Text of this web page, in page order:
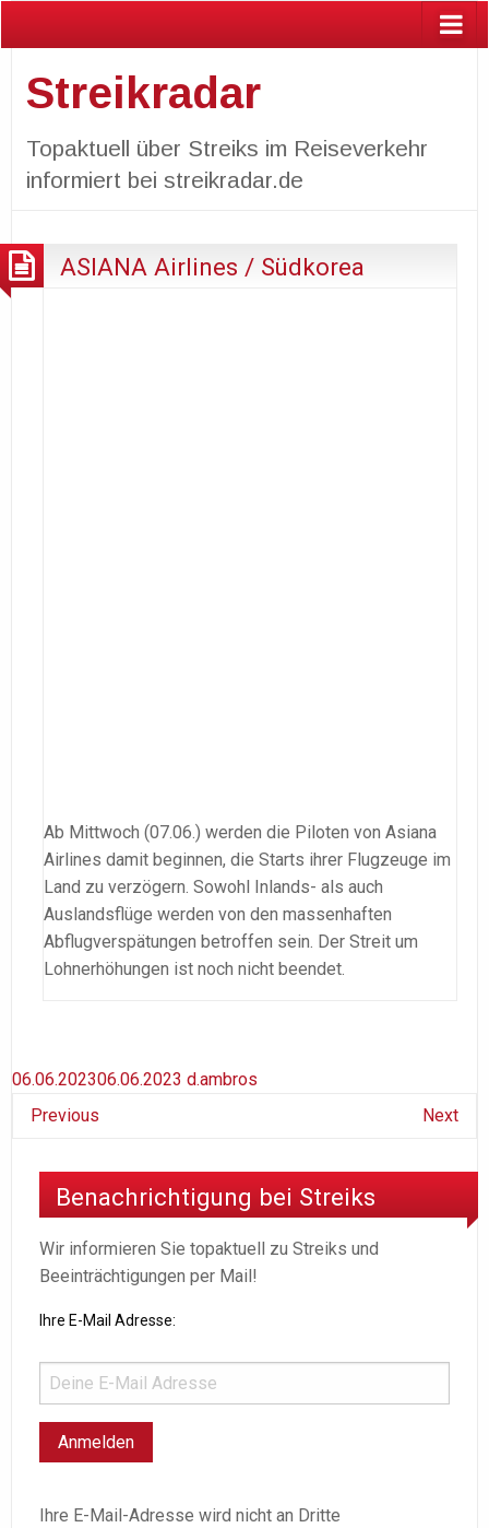
Streikradar
Topaktuell über Streiks im Reiseverkehr
informiert bei streikradar.de
ASIANA Airlines / Südkorea
Ab Mittwoch (07.06.) werden die Piloten von Asiana
Airlines damit beginnen, die Starts ihrer Flugzeuge im
Land zu verzögern. Sowohl Inlands- als auch
Auslandsflüge werden von den massenhaften
Abflugverspätungen betroffen sein. Der Streit um
Lohnerhöhungen ist noch nicht beendet.
06.06.202306.06.2023 d.ambros
Previous
Next
Benachrichtigung bei Streiks
Wir informieren Sie topaktuell zu Streiks und
Beeinträchtigungen per Mail!
Ihre E-Mail Adresse:
Ihre E-Mail-Adresse wird nicht an Dritte